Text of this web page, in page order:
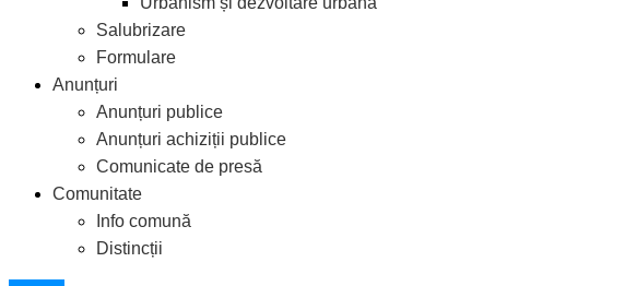
Salubrizare
Formulare
Anunțuri
Anunțuri publice
Anunțuri achiziții publice
Comunicate de presă
Comunitate
Info comună
Distincții